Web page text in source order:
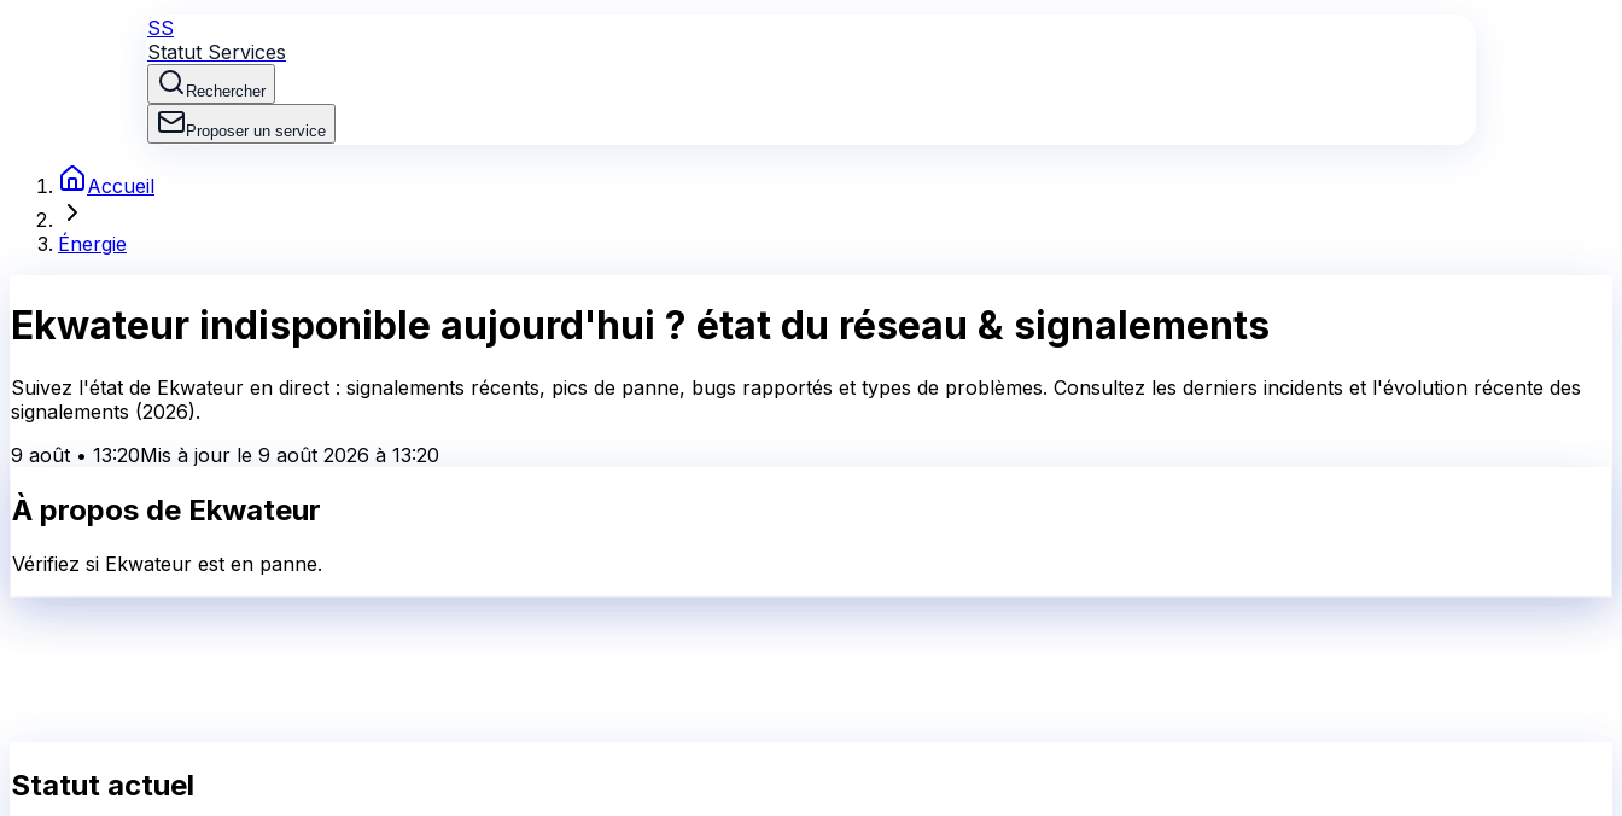
SS
Statut Services
Rechercher
Proposer un service
Accueil
Énergie
Ekwateur indisponible aujourd'hui ? état du réseau & signalements
Suivez l'état de Ekwateur en direct : signalements récents, pics de panne, bugs rapportés et types de problèmes. Consultez les derniers incidents et l'évolution récente des
signalements (2026).
9 août • 13:20Mis à jour le 9 août 2026 à 13:20
À propos de Ekwateur
Vérifiez si Ekwateur est en panne.
Statut actuel